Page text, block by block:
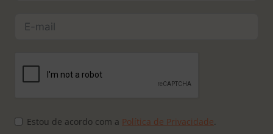
Estou de acordo com a Política de Privacidade.